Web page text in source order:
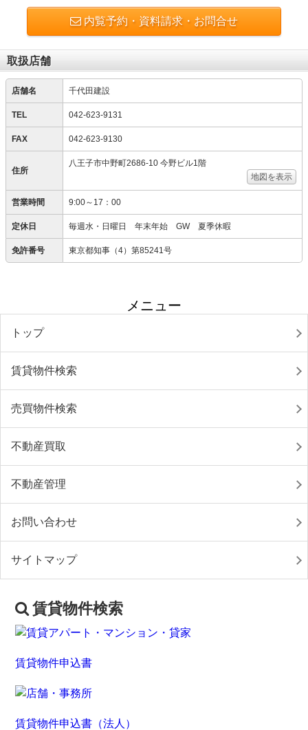
内覧予約・資料請求・お問合せ
取扱店舗
店舗名 千代田建設
TEL 042-623-9131
FAX 042-623-9130
住所
八王子市中野町2686-10 今野ビル1階
地図を表示
営業時間 9:00～17：00
定休日 毎週水・日曜日 年末年始 GW 夏季休暇
免許番号 東京都知事（4）第85241号
メニュー
トップ
賃貸物件検索
売買物件検索
不動産買取
不動産管理
お問い合わせ
サイトマップ
賃貸物件検索
賃貸物件申込書
賃貸物件申込書（法人）